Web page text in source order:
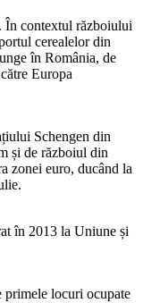
contextul războiului
cerealelor din
în România, de
Europa
Schengen din
și de războiul din
zonei euro, ducând la
în 2013 la Uniune și
locuri ocupate